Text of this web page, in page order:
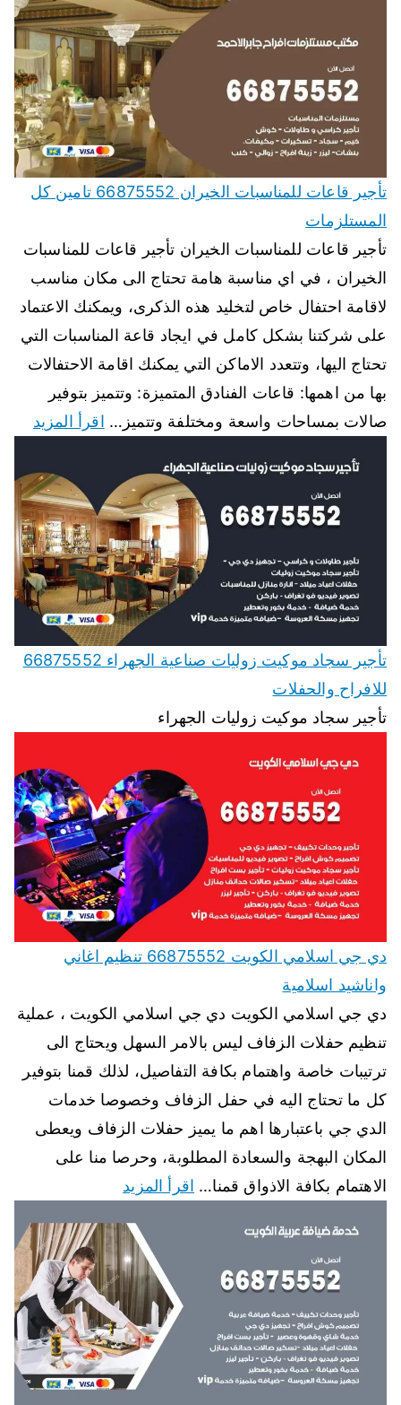
تأجير قاعات للمناسبات الخيران 66875552 تامين كل
المستلزمات
تأجير قاعات للمناسبات الخيران تأجير قاعات للمناسبات
الخيران ، في اي مناسبة هامة تحتاج الى مكان مناسب
لاقامة احتفال خاص لتخليد هذه الذكرى، ويمكنك الاعتماد
على شركتنا بشكل كامل في ايجاد قاعة المناسبات التي
تحتاج اليها، وتتعدد الاماكن التي يمكنك اقامة الاحتفالات
بها من اهمها: قاعات الفنادق المتميزة: وتتميز بتوفير
صالات بمساحات واسعة ومختلفة وتتميز… اقرأ المزيد
تأجير سجاد موكيت زوليات صناعية الجهراء 66875552
للافراح والحفلات
تأجير سجاد موكيت زوليات الجهراء
دي جي اسلامي الكويت 66875552 تنظيم اغاني
واناشيد اسلامية
دي جي اسلامي الكويت دي جي اسلامي الكويت ، عملية
تنظيم حفلات الزفاف ليس بالامر السهل ويحتاج الى
ترتيبات خاصة واهتمام بكافة التفاصيل، لذلك قمنا بتوفير
كل ما تحتاج اليه في حفل الزفاف وخصوصا خدمات
الدي جي باعتبارها اهم ما يميز حفلات الزفاف ويعطى
المكان البهجة والسعادة المطلوبة، وحرصا منا على
الاهتمام بكافة الاذواق قمنا… اقرأ المزيد